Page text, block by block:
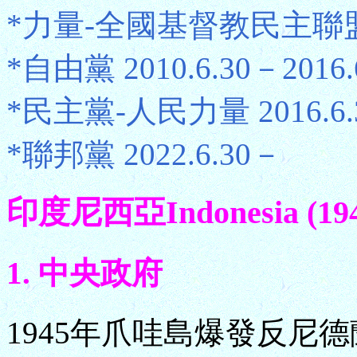
*力量-全國基督教民主聯
*自由黨 2010.6.30－
*民主黨-人民力量
*聯邦黨 2022.6.30－
印度尼西亞Indonesia
1. 中央政府
1945年爪哇島爆發反尼